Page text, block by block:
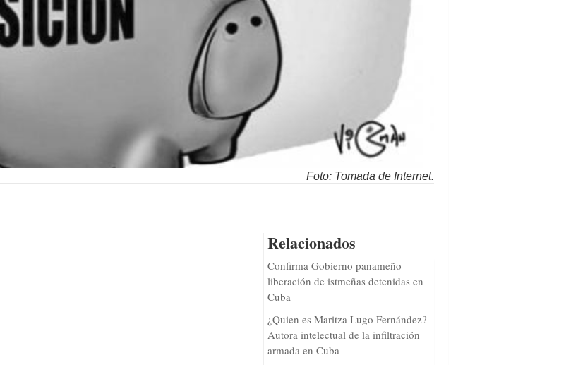
Foto: Tomada de Internet.
Relacionados
Confirma Gobierno panameño
liberación de istmeñas detenidas en
Cuba
¿Quien es Maritza Lugo Fernández?
Autora intelectual de la infiltración
armada en Cuba